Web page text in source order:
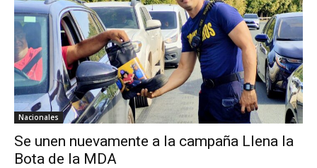
Nacionales
Se unen nuevamente a la campaña Llena la
Bota de la MDA